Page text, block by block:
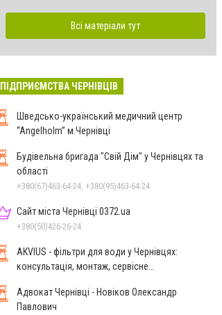
Всі матеріали тут
ПІДПРИЄМСТВА ЧЕРНІВЦІВ
Шведсько-український медичний центр
“Angelholm” м.Чернівці
Будівельна бригада "Свій Дім" у Чернівцях та
області
+380(67)463-64-24, +380(95)463-64-24
Сайт міста Чернівці 0372.ua
+380(50)426-26-24
AKVIUS - фільтри для води у Чернівцях:
консультація, монтаж, сервісне
Адвокат Чернівці - Новіков Олександр
Павлович